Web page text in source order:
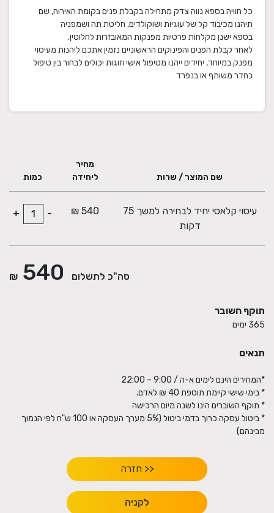
כל חוויה בספא נווה צדק מתחילה בקבלת פנים בקומת האירוח, שם
לאחר קבלת הפנים והפינוקים הראשוניים נזמין אתכם ליהנות מעיסוי
מפנק במיוחד, יחידים ייהנו מטיפול אישי וזוגות יכולים לבחור בין טיפול
בחדר משותף או בנפרד
שם המוצר / שרות
מחיר
ליחידה
כמות
עיסוי קלאסי יחיד לבחירה למשך 75
דקות
540 ₪
-
+
סה"כ לתשלום 540
₪
תוקף השובר
365 ימים
תנאים
* ביטול עסקה כרוך בדמי ביטול (5% מערך העסקה או 100 ש"ח לפי הנמוך
מבינהם)
<< חזרה
לקניה